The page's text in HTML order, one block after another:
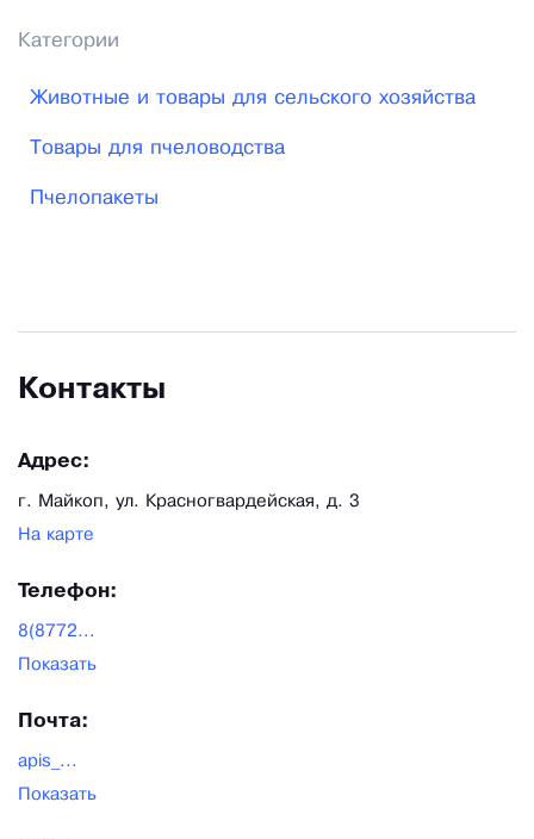
Категории
Животные и товары для сельского хозяйства
Товары для пчеловодства
Пчелопакеты
Контакты
Адрес:
г. Майкоп, ул. Красногвардейская, д. 3
На карте
Телефон:
8(8772...
Показать
Почта:
apis_...
Показать